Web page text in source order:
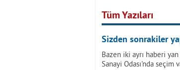
Tüm Yazıları
Sizden sonrakiler
Bazen iki ayrı haberi
Sanayi Odası'nda seçim